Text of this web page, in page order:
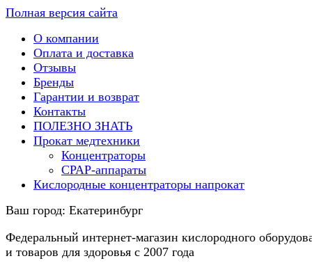
Полная версия сайта
О компании
Оплата и доставка
Отзывы
Бренды
Гарантии и возврат
Контакты
ПОЛЕЗНО ЗНАТЬ
Прокат медтехники
Концентраторы
CPAP-аппараты
Кислородные концентраторы напрокат
Ваш город: Екатеринбург
Федеральный интернет-магазин кислородного
и товаров для здоровья с 2007 года